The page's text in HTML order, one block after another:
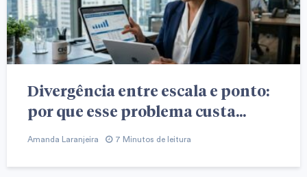
Divergência entre escala e ponto:
por que esse problema custa...
Amanda Laranjeira 7 Minutos de leitura